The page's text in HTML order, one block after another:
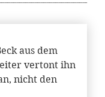
aus dem
vertont ihn
nicht den